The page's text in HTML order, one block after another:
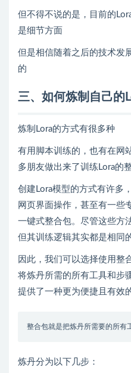
但不得不说的是，目前的
是细节方面
但是相信随着之后的技术发
的
三、如何炼制自己的
炼制Lora的方式有很多种
有用脚本训练的，也有在网
多朋友做出来了训练Lora的
创建Lora模型的方式有许多
网页界面操作，甚至有一些
一键式整合包。尽管这些方
但其训练逻辑其实都是相同
因此，我们可以选择使用整
将炼丹所需的所有工具和步
提供了一种更为便捷且有效
整合包就是把炼丹所需要的所有
炼丹分为以下几步：